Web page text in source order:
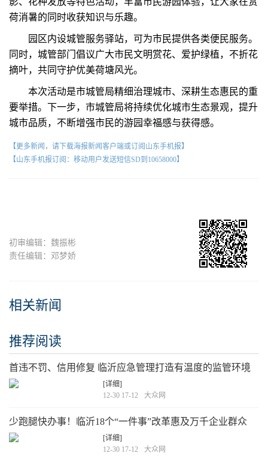
荷消暑的同时收获知识与乐趣。
园区内设城管服务驿站，可为市民提供各类便民服务。
同时，城管部门倡议广大市民文明赏花、爱护绿植，不折花
摘叶，共同守护优美荷塘风光。
本次活动是市城管局精细治理城市、深耕生态惠民的重
要举措。下一步，市城管局将持续优化城市生态景观，提升
城市品质，不断增强市民的游园幸福感与获得感。
【更多新闻，请下载海报新闻客户端或订阅山东手机报】
【山东手机报订阅：移动用户发送短信SD到10658000】
初审编辑：魏振彬
责任编辑：邓梦娇
相关新闻
推荐阅读
首违不罚、信用修复 临沂应急管理打造有温度的监管环境
[详细]
12-30 17-12
大众网
少跑腿快办事！临沂18个“一件事”改革惠及万千企业群众
[详细]
12-30 17-12
大众网